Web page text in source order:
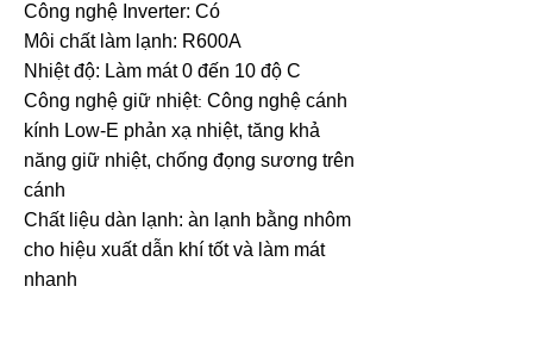
Công nghệ Inverter: Có
Môi chất làm lạnh: R600A
Nhiệt độ: Làm mát 0 đến 10 độ C
Công nghệ giữ nhiệt: Công nghệ cánh
kính Low-E phản xạ nhiệt, tăng khả
năng giữ nhiệt, chống đọng sương trên
cánh
Chất liệu dàn lạnh: àn lạnh bằng nhôm
cho hiệu xuất dẫn khí tốt và làm mát
nhanh